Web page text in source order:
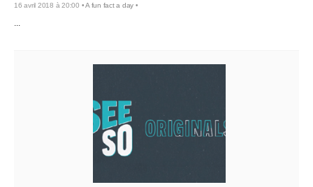
16 avril 2018 à 20:00 •A fun fact a day •